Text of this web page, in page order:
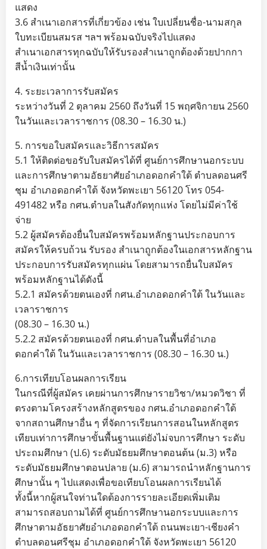
แสดง
3.6 สำเนาเอกสารที่เกี่ยวข้อง เช่น ใบเปลี่ยนชื่อ-นามสกุล
ใบทะเบียนสมรส ฯลฯ พร้อมฉบับจริงไปแสดง
สำเนาเอกสารทุกฉบับให้รับรองสำเนาถูกต้องด้วยปากกา
สีน้ำเงินเท่านั้น
4. ระยะเวลาการรับสมัคร
ระหว่างวันที่ 2 ตุลาคม 2560 ถึงวันที่ 15 พฤศจิกายน 2560
ในวันและเวลาราชการ (08.30 – 16.30 น.)
5. การขอใบสมัครและวิธีการสมัคร
5.1 ให้ติดต่อขอรับใบสมัครได้ที่ ศูนย์การศึกษานอกระบบ
และการศึกษาตามอัธยาศัยอำเภอดอกคำใต้ ตำบลดอนศรี
ชุม อำเภอดอกคำใต้ จังหวัดพะเยา 56120 โทร 054-
491482 หรือ กศน.ตำบลในสังกัดทุกแห่ง โดยไม่มีค่าใช้
จ่าย
5.2 ผู้สมัครต้องยื่นใบสมัครพร้อมหลักฐานประกอบการ
สมัครให้ครบถ้วน รับรอง สำเนาถูกต้องในเอกสารหลักฐาน
ประกอบการรับสมัครทุกแผ่น โดยสามารถยื่นใบสมัคร
พร้อมหลักฐานได้ดังนี้
5.2.1 สมัครด้วยตนเองที่ กศน.อำเภอดอกคำใต้ ในวันและ
เวลาราชการ
(08.30 – 16.30 น.)
5.2.2 สมัครด้วยตนเองที่ กศน.ตำบลในพื้นที่อำเภอ
ดอกคำใต้ ในวันและเวลาราชการ (08.30 – 16.30 น.)
6.การเทียบโอนผลการเรียน
ในกรณีที่ผู้สมัคร เคยผ่านการศึกษารายวิชา/หมวดวิชา ที่
ตรงตามโครงสร้างหลักสูตรของ กศน.อำเภอดอกคำใต้
จากสถานศึกษาอื่น ๆ ที่จัดการเรียนการสอนในหลักสูตร
เทียบเท่าการศึกษาขั้นพื้นฐานแต่ยังไม่จบการศึกษา ระดับ
ประถมศึกษา (ป.6) ระดับมัธยมศึกษาตอนต้น (ม.3) หรือ
ระดับมัธยมศึกษาตอนปลาย (ม.6) สามารถนำหลักฐานการ
ศึกษานั้น ๆ ไปแสดงเพื่อขอเทียบโอนผลการเรียนได้
ทั้งนี้หากผู้สนใจท่านใดต้องการรายละเอียดเพิ่มเติม
สามารถสอบถามได้ที่ ศูนย์การศึกษานอกระบบและการ
ศึกษาตามอัธยาศัยอำเภอดอกคำใต้ ถนนพะเยา-เชียงคำ
ตำบลดอนศรีชุม อำเภอดอกคำใต้ จังหวัดพะเยา 56120